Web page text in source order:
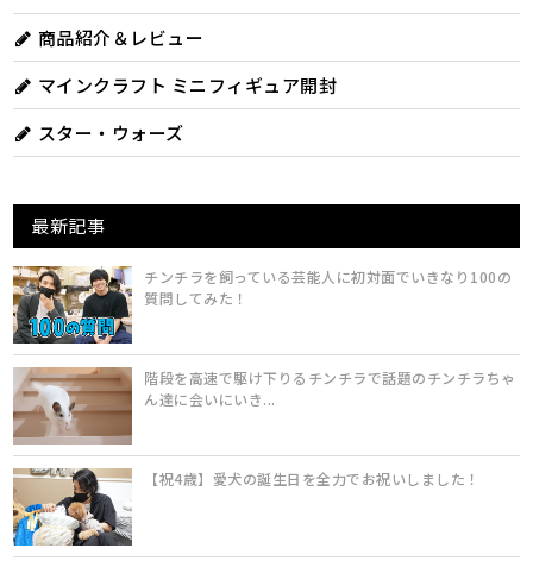
商品紹介＆レビュー
マインクラフト ミニフィギュア開封
スター・ウォーズ
最新記事
チンチラを飼っている芸能人に初対面でいきなり100の
質問してみた！
階段を高速で駆け下りるチンチラで話題のチンチラちゃ
ん達に会いにいき...
【祝4歳】愛犬の誕生日を全力でお祝いしました！